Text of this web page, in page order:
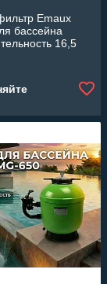
Emaux
бассейна
16,5
мм)